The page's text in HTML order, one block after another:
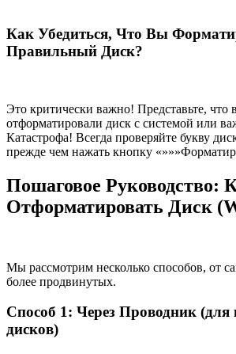
Как Убедиться, Что Вы
Правильный Диск?
Это критически важно! Представьте, что
отформатировали диск с системой или
Катастрофа! Всегда проверяйте букву
прежде чем нажать кнопку
Пошаговое Руководство:
Отформатировать Диск
Мы рассмотрим несколько способов, от
более продвинутых.
Способ 1: Через Проводник (для
дисков)